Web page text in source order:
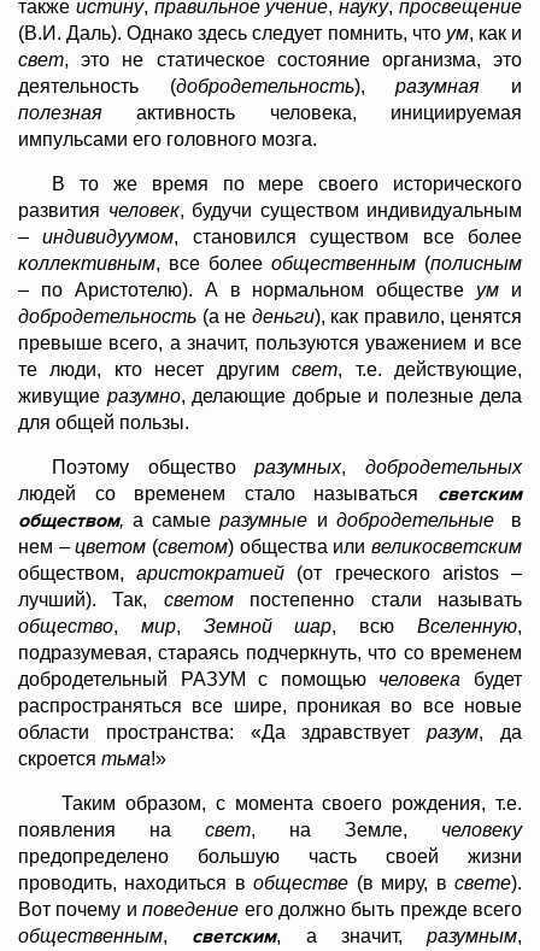
также истину, правильное учение,науку,просвещение
(В.И. Даль). Однако здесь следует помнить, что ум, как и
свет, это не статическое состояние организма, это
деятельность (добродетельность),разумная и
полезная активность человека, инициируемая
импульсами его головного мозга.
В то же время по мере своего исторического
развития человек, будучи существом индивидуальным
–индивидуумом, становился существом все более
коллективным, все более общественным (полисным
– по Аристотелю). А в нормальном обществе ум и
добродетельность (а не деньги), как правило, ценятся
превыше всего, а значит, пользуются уважением и все
те люди, кто несет другимсвет, т.е. действующие,
живущие разумно, делающие добрые и полезные дела
для общей пользы.
Поэтому обществоразумных, добродетельных
людей со временем стало называться светским
обществом, а самыеразумные и добродетельныев
нем –цветом (светом) общества иливеликосветским
обществом,аристократией (от греческого aristos–
лучший). Так, светомпостепенно стали называть
общество, мир, Земной шар, всюВселенную,
подразумевая, стараясь подчеркнуть, что со временем
добродетельный РАЗУМ с помощью человека будет
распространяться все шире, проникая во все новые
области пространства: «Да здравствуетразум, да
скроется тьма!»
Таким образом, с момента своего рождения, т.е.
появления на свет, на Земле, человеку
предопределено большую часть своей жизни
проводить, находиться вобществе (в миру, всвете).
Вот почему иповедение его должно быть прежде всего
общественным, светским, а значит, разумным,